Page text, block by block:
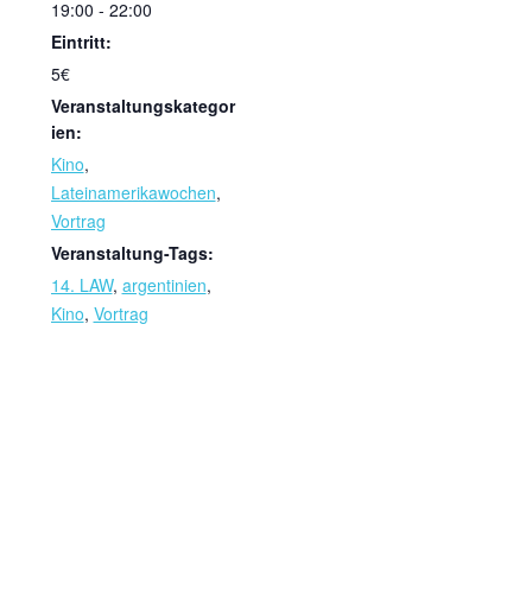
19:00 - 22:00
Eintritt:
5€
Veranstaltungskategor
ien:
Kino,
Lateinamerikawochen,
Vortrag
Veranstaltung-Tags:
14. LAW, argentinien,
Kino, Vortrag